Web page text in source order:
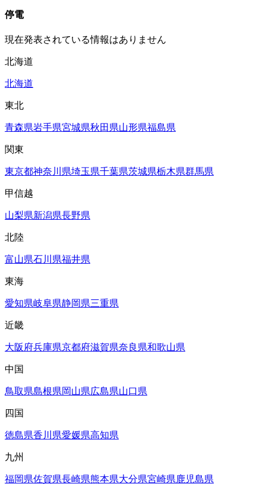
停電
現在発表されている情報はありません
北海道
北海道
東北
青森県岩手県宮城県秋田県山形県福島県
関東
東京都神奈川県埼玉県千葉県茨城県栃木県群馬県
甲信越
山梨県新潟県長野県
北陸
富山県石川県福井県
東海
愛知県岐阜県静岡県三重県
近畿
大阪府兵庫県京都府滋賀県奈良県和歌山県
中国
鳥取県島根県岡山県広島県山口県
四国
徳島県香川県愛媛県高知県
九州
福岡県佐賀県長崎県熊本県大分県宮崎県鹿児島県